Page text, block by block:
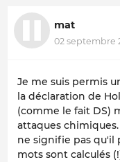
mat
02 septembre
Je me suis permis
la déclaration de
(comme le fait DS)
attaques
ne signifie pas qu'il
mots sont calculés